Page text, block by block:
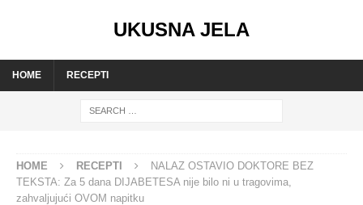
UKUSNA JELA
HOME RECEPTI
HOME RECEPTI
NALAZ OSTAVIO DOKTORE BEZ
TEKSTA: Za 5 dana DIJABETESA nije bilo ni u tragovima,
zahvaljujući OVOM napitku